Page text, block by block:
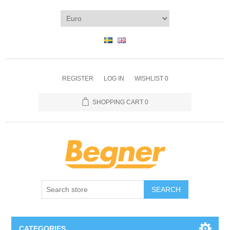
REGISTER LOG IN WISHLIST 0
SHOPPING CART 0
SEARCH